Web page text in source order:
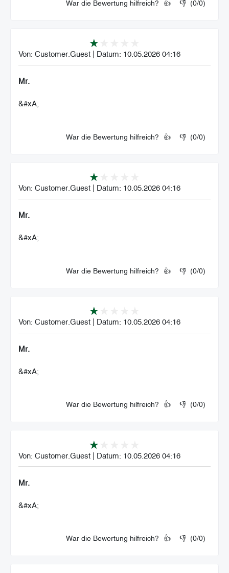
War die Bewertung hilfreich? 👍 👎 (0/0)
Von: Customer.Guest Datum: 10.05.2026 04:16
Mr.
&#xA;
War die Bewertung hilfreich? 👍 👎 (0/0)
Von: Customer.Guest Datum: 10.05.2026 04:16
Mr.
&#xA;
War die Bewertung hilfreich? 👍 👎 (0/0)
Von: Customer.Guest Datum: 10.05.2026 04:16
Mr.
&#xA;
War die Bewertung hilfreich? 👍 👎 (0/0)
Von: Customer.Guest Datum: 10.05.2026 04:16
Mr.
&#xA;
War die Bewertung hilfreich? 👍 👎 (0/0)